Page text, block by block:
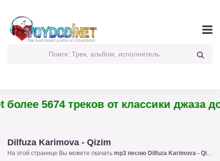
5674 треков от классики джаза до
Dilfuza Karimova - Qizim
На этой странице Вы можете скачать mp3 песню Dilfuza Karimova - Qizim